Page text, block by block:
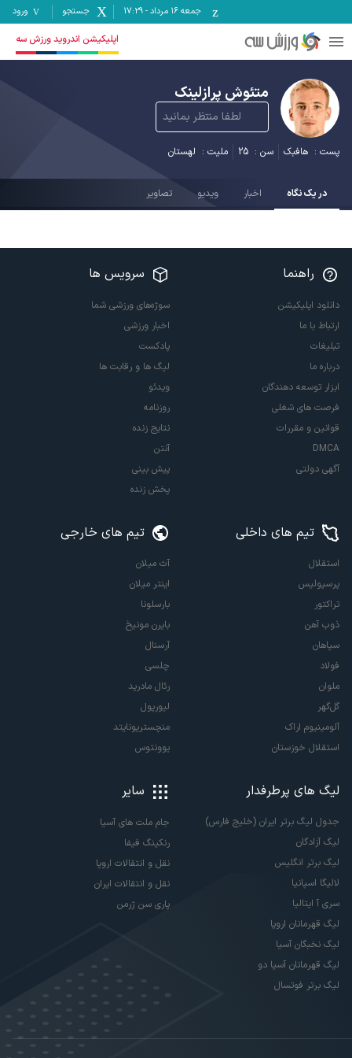
جمعه ۱۶ مرداد -
17:29 جستجو ورود
اپلیکیشن اندروید ورزش سه
متئوش پرازلینک
لطفا منتظر بمانید
پست : هافبک سن : 25 ملیت : لهستان
در یک نگاه اخبار ویدیو تصاویر
راهنما
دانلود اپلیکیشن
ارتباط با ما
تبلیغات
درباره ما
ابزار توسعه دهندگان
فرصت های شغلی
قوانین و مقررات
DMCA
آگهی دولتی
سرویس ها
سوژه‌های ورزشی شما
اخبار ورزشی
پادکست
لیگ ها و رقابت ها
ویدئو
روزنامه
نتایج زنده
آنتن
پیش بینی
پخش زنده
تیم های داخلی
استقلال
پرسپولیس
تراکتور
ذوب آهن
سپاهان
فولاد
ملوان
گل‌گهر
آلومینیوم اراک
استقلال خوزستان
تیم های خارجی
آث میلان
اینتر میلان
بارسلونا
بایرن مونیخ
آرسنال
چلسی
رئال مادرید
لیورپول
منچستریونایتد
یوونتوس
لیگ های پرطرفدار
جدول لیگ برتر ایران (خلیج فارس)
لیگ آزادگان
لیگ برتر انگلیس
لالیگا اسپانیا
سری آ ایتالیا
لیگ قهرمانان اروپا
لیگ نخبگان آسیا
لیگ قهرمانان آسیا دو
لیگ برتر فوتسال
سایر
جام ملت های آسیا
رنکینگ فیفا
نقل و انتقالات اروپا
نقل و انتقالات ایران
پاری سن ژرمن